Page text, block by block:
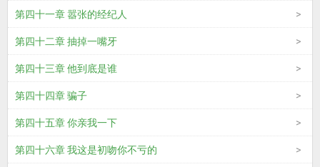
第四十一章 嚣张的经纪人
第四十二章 抽掉一嘴牙
第四十三章 他到底是谁
第四十四章 骗子
第四十五章 你亲我一下
第四十六章 我这是初吻你不亏的